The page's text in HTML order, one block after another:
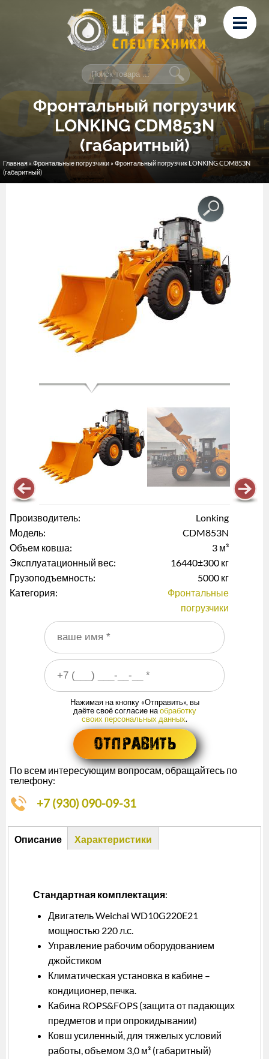
Перейти к основному содержанию
Лизинг
Сервис и ремонт
Контакты
Фронтальный погрузчик
LONKING CDM853N
(габаритный)
Вы здесь
Главная »Фронтальные погрузчики » Фронтальный погрузчик LONKING CDM853N
(габаритный)
Производитель:
Lonking
Модель:
CDM853N
Объем ковша:
3 м³
Эксплуатационный вес:
16440±300 кг
Грузоподъемность:
5000 кг
Категория:
Фронтальные
погрузчики
Ваше имя
Ваш номер телефона
Нажимая на кнопку «Отправить», вы
даёте своё согласие наобработку
своих персональных данных.
По всем интересующим вопросам, обращайтесь по
телефону:
+7 (930) 090-09-31
Описание
Описание
Характеристики
Стандартная комплектация:
Двигатель Weichai WD10G220E21
мощностью 220 л.с.
Управление рабочим оборудованием
джойстиком
Климатическая установка в кабине –
кондиционер, печка.
Кабина ROPS&FOPS (защита от падающих
предметов и при опрокидывании)
Ковш усиленный, для тяжелых условий
работы, объемом 3,0 м³ (габаритный)